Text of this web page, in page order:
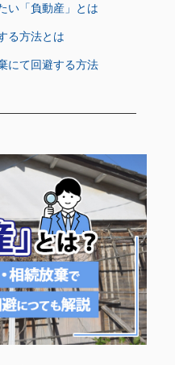
い「負動産」とは
る方法とは
にて回避する方法